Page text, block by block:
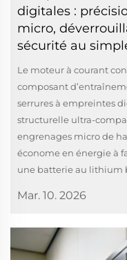
digitales :
micro,
sécurité au
Le moteur à courant
composant
serrures à empreintes
structurelle ultra-
engrenages micro de
économe en énergie à
une batterie au lithium
Mar. 10. 2026